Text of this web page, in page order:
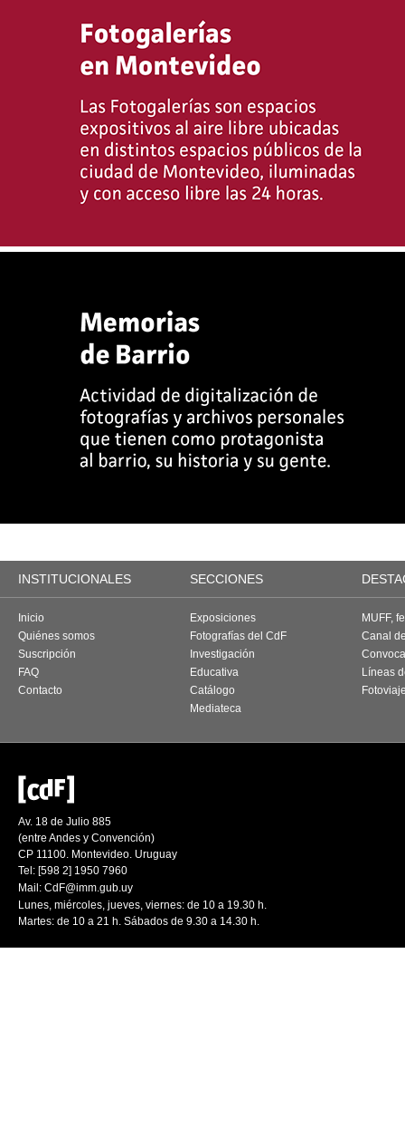
INSTITUCIONALES SECCIONES
Inicio
Quiénes somos
Suscripción
FAQ
Contacto
Exposiciones
Fotografías del CdF
Investigación
Educativa
Catálogo
Mediateca
MUFF,
Canal
Líneas
Av. 18 de Julio 885
(entre Andes y Convención)
CP 11100. Montevideo. Uruguay
Tel: [598 2] 1950 7960
Mail: CdF@imm.gub.uy
Lunes, miércoles, jueves, viernes: de 10 a 19.30 h.
Martes: de 10 a 21 h. Sábados de 9.30 a 14.30 h.